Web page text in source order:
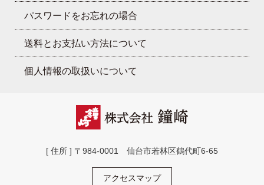
パスワードをお忘れの場合
送料とお支払い方法について
個人情報の取扱いについて
[ 住所 ] 〒984-0001 仙台市若林区鶴代町6-65
アクセスマップ